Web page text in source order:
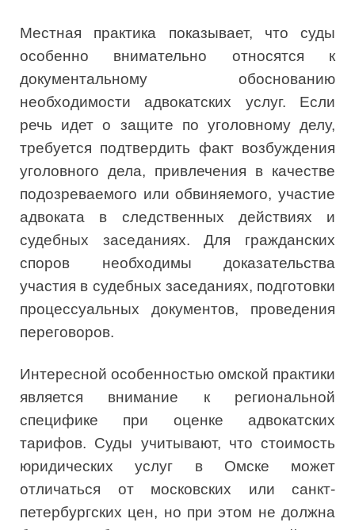
Местная практика показывает, что суды
особенно внимательно относятся к
документальному обоснованию
необходимости адвокатских услуг. Если
речь идет о защите по уголовному делу,
требуется подтвердить факт возбуждения
уголовного дела, привлечения в качестве
подозреваемого или обвиняемого, участие
адвоката в следственных действиях и
судебных заседаниях. Для гражданских
споров необходимы доказательства
участия в судебных заседаниях, подготовки
процессуальных документов, проведения
переговоров.
Интересной особенностью омской практики
является внимание к региональной
специфике при оценке адвокатских
тарифов. Суды учитывают, что стоимость
юридических услуг в Омске может
отличаться от московских или санкт-
петербургских цен, но при этом не должна